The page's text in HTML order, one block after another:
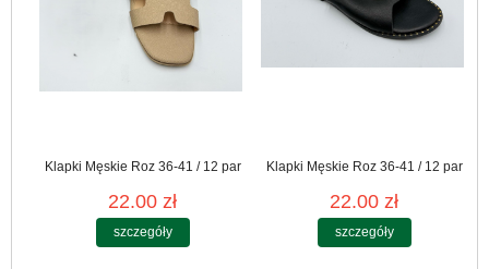
Klapki Męskie Roz 36-41 / 12 par
22.00 zł
szczegóły
Klapki Męskie Roz 36-41 / 12 par
22.00 zł
szczegóły